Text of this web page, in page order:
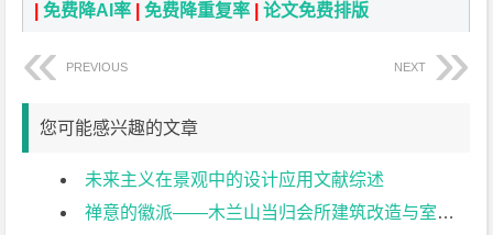
|免费降AI率 |免费降重复率 |论文免费排版
PREVIOUS NEXT
您可能感兴趣的文章
未来主义在景观中的设计应用文献综述
禅意的徽派——木兰山当归会所建筑改造与室内设计（一）文献综述